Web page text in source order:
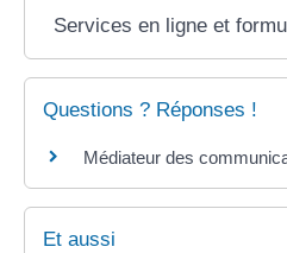
Services en ligne et
Questions ? Réponses !
Médiateur des
Et aussi